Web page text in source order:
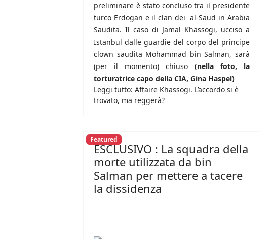
preliminare è stato concluso tra il presidente
turco Erdogan e il clan dei al-Saud in Arabia
Saudita. Il caso di Jamal Khassogi, ucciso a
Istanbul dalle guardie del corpo del principe
clown saudita Mohammad bin Salman, sarà
(per il momento) chiuso (nella foto, la
torturatrice capo della CIA, Gina Haspel)
Leggi tutto: Affaire Khassogi. L’accordo si è
trovato, ma reggerà?
Featured
ESCLUSIVO : La squadra della
morte utilizzata da bin
Salman per mettere a tacere
la dissidenza